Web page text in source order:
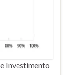
Investimento